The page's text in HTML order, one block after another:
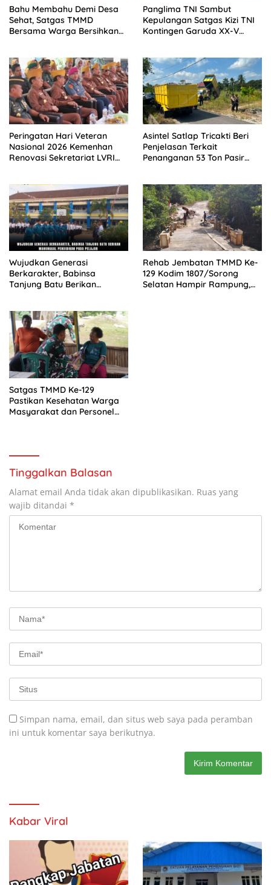
Bahu Membahu Demi Desa
Sehat, Satgas TMMD
Bersama Warga Bersihkan
Panglima TNI Sambut
Kepulangan Satgas Kizi TNI
Kontingen Garuda XX-V
Peringatan Hari Veteran
Nasional 2026 Kemenhan
Renovasi Sekretariat LVRI
Asintel Satlap Tricakti Beri
Penjelasan Terkait
Penanganan 53 Ton Pasir
Wujudkan Generasi
Berkarakter, Babinsa
Tanjung Batu Berikan
Rehab Jembatan TMMD Ke-
129 Kodim 1807/Sorong
Selatan Hampir Rampung,
Satgas TMMD Ke-129
Pastikan Kesehatan Warga
Masyarakat dan Personel
Tinggalkan Balasan
Alamat email Anda tidak akan dipublikasikan. Ruas yang
wajib ditandai *
Simpan nama, email, dan situs web saya pada peramban
ini untuk komentar saya berikutnya.
Kabar Viral